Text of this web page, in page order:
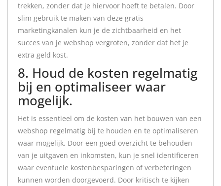
trekken, zonder dat je hiervoor hoeft te betalen. Door
slim gebruik te maken van deze gratis
marketingkanalen kun je de zichtbaarheid en het
succes van je webshop vergroten, zonder dat het je
extra geld kost.
8. Houd de kosten regelmatig
bij en optimaliseer waar
mogelijk.
Het is essentieel om de kosten van het bouwen van een
webshop regelmatig bij te houden en te optimaliseren
waar mogelijk. Door een goed overzicht te behouden
van je uitgaven en inkomsten, kun je snel identificeren
waar eventuele kostenbesparingen of verbeteringen
kunnen worden doorgevoerd. Door kritisch te kijken